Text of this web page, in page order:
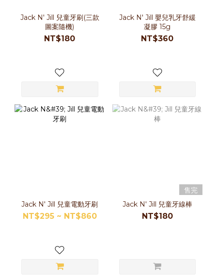
Jack N' Jill 兒童牙刷(三款
圖案隨機)
NT$180
Jack N' Jill 嬰兒乳牙舒緩
凝膠 15g
NT$360
Jack N' Jill 兒童電動牙刷
NT$295 ~ NT$860
售完
Jack N' Jill 兒童牙線棒
NT$180